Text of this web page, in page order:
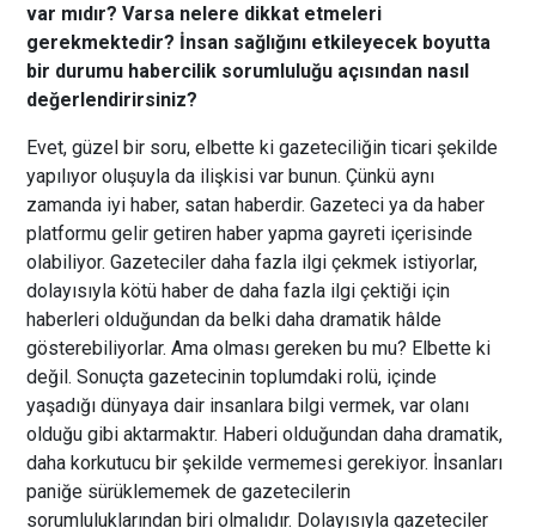
var mıdır? Varsa nelere dikkat etmeleri
gerekmektedir? İnsan sağlığını etkileyecek boyutta
bir durumu habercilik sorumluluğu açısından nasıl
değerlendirirsiniz?
Evet, güzel bir soru, elbette ki gazeteciliğin ticari şekilde
yapılıyor oluşuyla da ilişkisi var bunun. Çünkü aynı
zamanda iyi haber, satan haberdir. Gazeteci ya da haber
platformu gelir getiren haber yapma gayreti içerisinde
olabiliyor. Gazeteciler daha fazla ilgi çekmek istiyorlar,
dolayısıyla kötü haber de daha fazla ilgi çektiği için
haberleri olduğundan da belki daha dramatik hâlde
gösterebiliyorlar. Ama olması gereken bu mu? Elbette ki
değil. Sonuçta gazetecinin toplumdaki rolü, içinde
yaşadığı dünyaya dair insanlara bilgi vermek, var olanı
olduğu gibi aktarmaktır. Haberi olduğundan daha dramatik,
daha korkutucu bir şekilde vermemesi gerekiyor. İnsanları
paniğe sürüklememek de gazetecilerin
sorumluluklarından biri olmalıdır. Dolayısıyla gazeteciler